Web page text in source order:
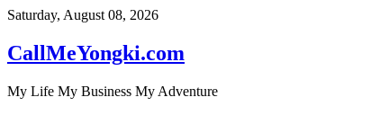
Saturday, August 08, 2026
CallMeYongki.com
My Life My Business My Adventure